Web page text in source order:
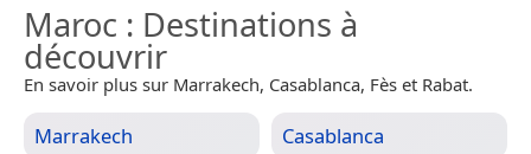
Maroc : Destinations à
découvrir
En savoir plus sur Marrakech, Casablanca, Fès et Rabat.
Marrakech Casablanca